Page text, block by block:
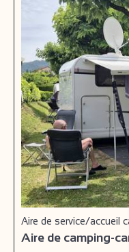
Aire de service/accueil
Aire de camping-